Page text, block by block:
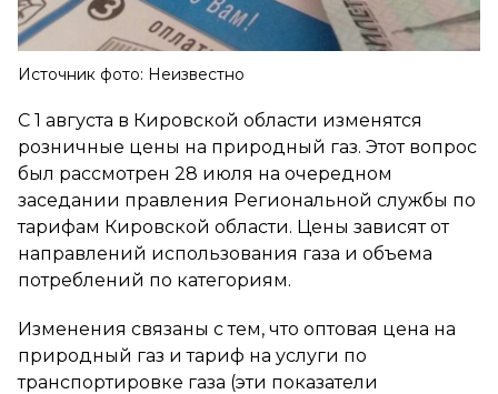
Источник фото: Неизвестно
С 1 августа в Кировской области изменятся
розничные цены на природный газ. Этот вопрос
был рассмотрен 28 июля на очередном
заседании правления Региональной службы по
тарифам Кировской области. Цены зависят от
направлений использования газа и объема
потреблений по категориям.
Изменения связаны с тем, что оптовая цена на
природный газ и тариф на услуги по
транспортировке газа (эти показатели